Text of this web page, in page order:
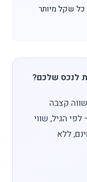
שקל מיותר
לנכס שלכם?
קצבה
הגיל, שווי
ללא